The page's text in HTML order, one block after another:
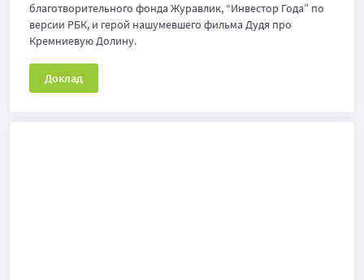
благотворительного фонда Журавлик, “Инвестор Года” по
версии РБК, и герой нашумевшего фильма Дудя про
Кремниевую Долину.
Доклад